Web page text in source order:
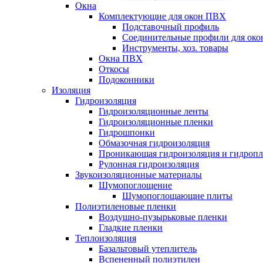
Окна
Комплектующие для окон ПВХ
Подставочный профиль
Соединительные профили для
Инструменты, хоз. товары
Окна ПВХ
Откосы
Подоконники
Изоляция
Гидроизоляция
Гидроизоляционные ленты
Гидроизоляционные пленки
Гидрошпонки
Обмазочная гидроизоляция
Проникающая гидроизоляция и
Рулонная гидроизоляция
Звукоизоляционные материалы
Шумопоглощение
Шумопоглощающие плиты
Полиэтиленовые пленки
Воздушно-пузырьковые пленки
Гладкие пленки
Теплоизоляция
Базальтовый утеплитель
Вспененный полиэтилен